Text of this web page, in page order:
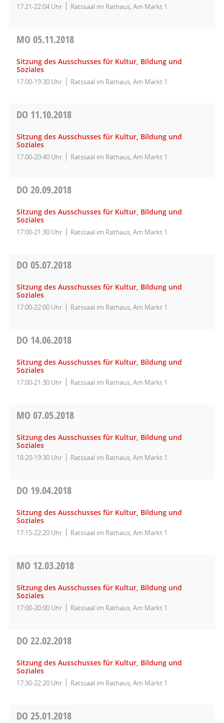
17:21-22:04 Uhr Ratssaal im Rathaus, Am Markt 1
MO 05.11.2018
Sitzung des Ausschusses für Kultur, Bildung und
Soziales
17:00-19:30 Uhr Ratssaal im Rathaus, Am Markt 1
DO 11.10.2018
Sitzung des Ausschusses für Kultur, Bildung und
Soziales
17:00-20:40 Uhr Ratssaal im Rathaus, Am Markt 1
DO 20.09.2018
Sitzung des Ausschusses für Kultur, Bildung und
Soziales
17:00-21:30 Uhr Ratssaal im Rathaus, Am Markt 1
DO 05.07.2018
Sitzung des Ausschusses für Kultur, Bildung und
Soziales
17:00-22:00 Uhr Ratssaal im Rathaus, Am Markt 1
DO 14.06.2018
Sitzung des Ausschusses für Kultur, Bildung und
Soziales
17:00-21:30 Uhr Ratssaal im Rathaus, Am Markt 1
MO 07.05.2018
Sitzung des Ausschusses für Kultur, Bildung und
Soziales
18:20-19:30 Uhr Ratssaal im Rathaus, Am Markt 1
DO 19.04.2018
Sitzung des Ausschusses für Kultur, Bildung und
Soziales
17:15-22:20 Uhr Ratssaal im Rathaus, Am Markt 1
MO 12.03.2018
Sitzung des Ausschusses für Kultur, Bildung und
Soziales
17:00-20:00 Uhr Ratssaal im Rathaus, Am Markt 1
DO 22.02.2018
Sitzung des Ausschusses für Kultur, Bildung und
Soziales
17:30-22:20 Uhr Ratssaal im Rathaus, Am Markt 1
DO 25.01.2018